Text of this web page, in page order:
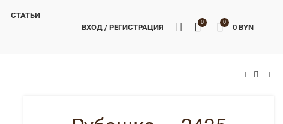
СТАТЬИ
ВХОД / РЕГИСТРАЦИЯ
0 0
0BYN